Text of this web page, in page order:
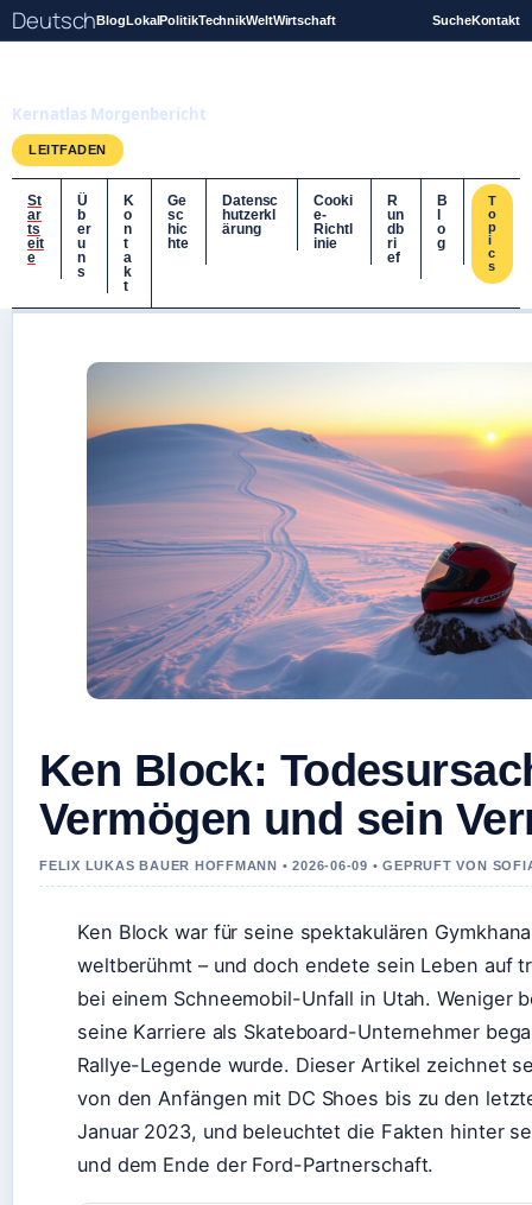
DeutschBlogLokalPolitikTechnikWeltWirtschaft SucheKontakt
Kernatlas Morgenbericht
LEITFADEN
St
ar
ts
eit
e
Ü
b
er
u
n
s
K
o
n
t
a
k
t
Ge
sc
hic
hte
Datensc
hutzerkl
ärung
Cooki
e-
Richtl
inie
R
un
db
ri
ef
B
o
g
T
o
p
i
c
s
Ken Block:
Vermögen und sein
FELIX LUKAS BAUER HOFFMANN • 2026-06-09 • GEPRUFT VON
Ken Block war für seine spektakulären
weltberühmt – und doch endete sein Leben auf
bei einem Schneemobil-Unfall in Utah. Weniger
seine Karriere als Skateboard-Unternehmer
Rallye-Legende wurde. Dieser Artikel zeichnet
von den Anfängen mit DC Shoes bis zu den
Januar 2023, und beleuchtet die Fakten hinter
und dem Ende der Ford-Partnerschaft.